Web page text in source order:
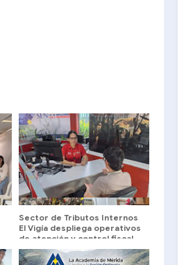
Sector de Tributos Internos
El Vigía despliega operativos
de atención y control fiscal